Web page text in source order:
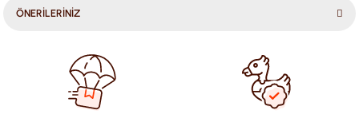
ÖNERİLERİNİZ
konularda yetersiz gördüğünüz noktaları öneri formunu
kullanarak tarafımıza iletebilirsiniz.
Görüş ve önerileriniz için teşekkür ederiz.